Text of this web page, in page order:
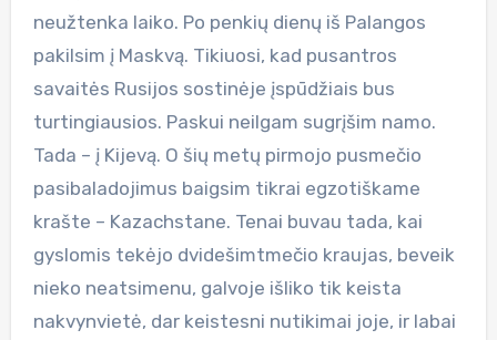
neužtenka laiko. Po penkių dienų iš Palangos
pakilsim į Maskvą. Tikiuosi, kad pusantros
savaitės Rusijos sostinėje įspūdžiais bus
turtingiausios. Paskui neilgam sugrįšim namo.
Tada – į Kijevą. O šių metų pirmojo pusmečio
pasibaladojimus baigsim tikrai egzotiškame
krašte – Kazachstane. Tenai buvau tada, kai
gyslomis tekėjo dvidešimtmečio kraujas, beveik
nieko neatsimenu, galvoje išliko tik keista
nakvynvietė, dar keistesni nutikimai joje, ir labai